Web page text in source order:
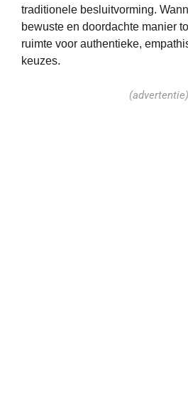
traditionele besluitvorming.
bewuste en doordachte manier
ruimte voor authentieke,
keuzes.
(advertentie)